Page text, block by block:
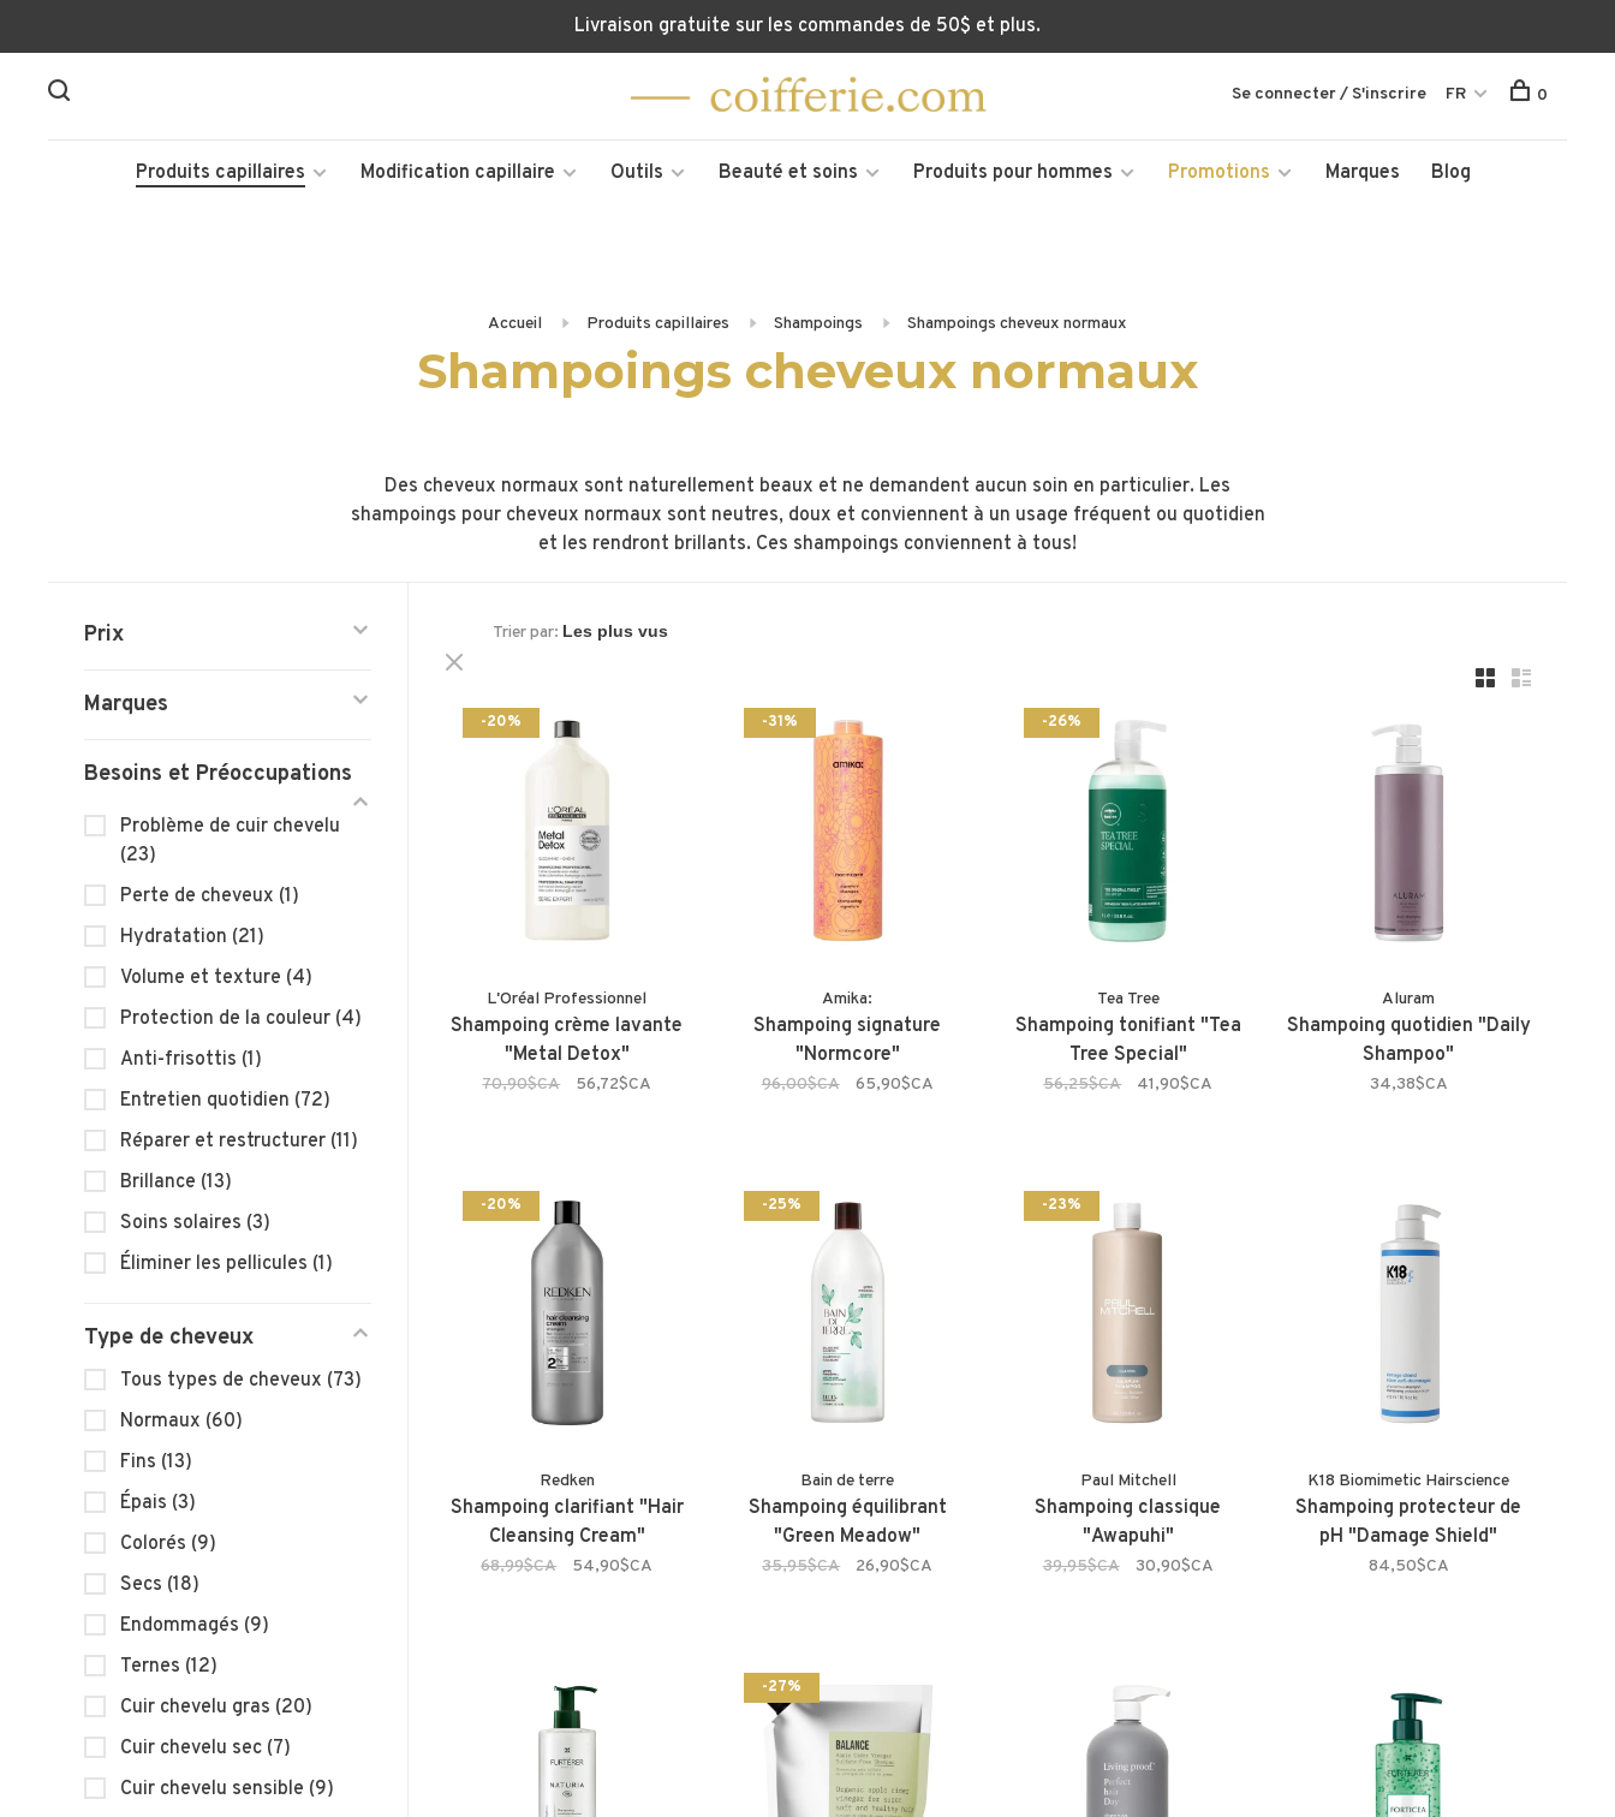
Livraison gratuite sur les commandes de 50$ et plus.
Produits capillaires Modification capillaire Outils Beauté et soins Produits pour hommes Promotions Marques Blog
Se connecter / S'inscrire FR 0
Accueil Produits capillaires Shampoings Shampoings cheveux normaux
Shampoings cheveux normaux
Des cheveux normaux sont naturellement beaux et ne demandent aucun soin en particulier. Les
shampoings pour cheveux normaux sont neutres, doux et conviennent à un usage fréquent ou quotidien
et les rendront brillants. Ces shampoings conviennent à tous!
Prix
Marques
Besoins et Préoccupations
Problème de cuir chevelu
(23)
Perte de cheveux (1)
Hydratation (21)
Volume et texture (4)
Protection de la couleur (4)
Anti-frisottis (1)
Entretien quotidien (72)
Réparer et restructurer (11)
Brillance (13)
Soins solaires (3)
Éliminer les pellicules (1)
Type de cheveux
Tous types de cheveux (73)
Normaux (60)
Fins (13)
Épais (3)
Colorés (9)
Secs (18)
Endommagés (9)
Ternes (12)
Cuir chevelu gras (20)
Cuir chevelu sec (7)
Cuir chevelu sensible (9)
Trier par:
-20%
L'Oréal Professionnel
Shampoing crème lavante
"Metal Detox"
70,90$CA 56,72$CA
-31%
Amika:
Shampoing signature
"Normcore"
96,00$CA 65,90$CA
-26%
Tea Tree
Shampoing tonifiant "Tea
Tree Special"
56,25$CA 41,90$CA
Aluram
Shampoing quotidien "Daily
Shampoo"
34,38$CA
-20%
Redken
Shampoing clarifiant "Hair
Cleansing Cream"
68,99$CA 54,90$CA
-25%
Bain de terre
Shampoing équilibrant
"Green Meadow"
35,95$CA 26,90$CA
-23%
Paul Mitchell
Shampoing classique
"Awapuhi"
39,95$CA 30,90$CA
K18 Biomimetic Hairscience
Shampoing protecteur de
pH "Damage Shield"
84,50$CA
-27%